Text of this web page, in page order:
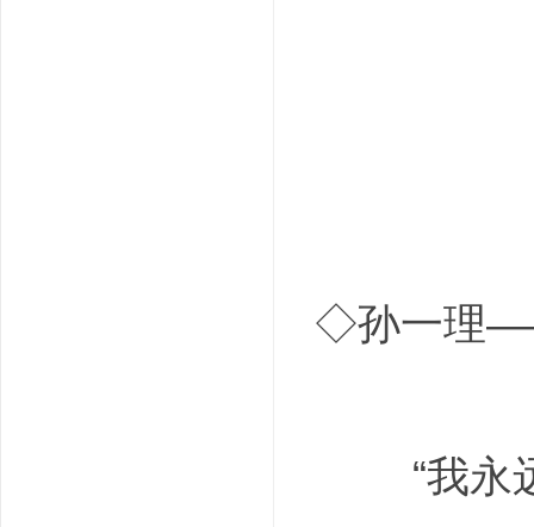
◇孙一理
“我永远